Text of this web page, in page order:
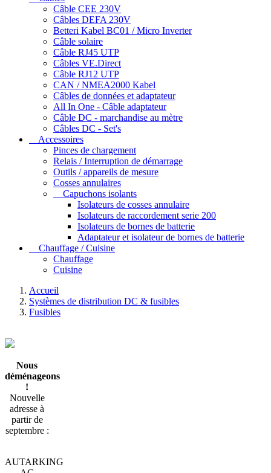
Câble CEE 230V
Câbles DEFA 230V
Betteri Kabel BC01 / Micro Inverter
Câble solaire
Câble RJ45 UTP
Câbles VE.Direct
Câble RJ12 UTP
CAN / NMEA2000 Kabel
Câbles de données et adaptateur
All In One - Câble adaptateur
Câble DC - marchandise au mètre
Câbles DC - Set's
Accessoires
Pinces de chargement
Relais / Interruption de démarrage
Outils / appareils de mesure
Cosses annulaires
Capuchons isolants
Isolateurs de cosses annulaire
Isolateurs de raccordement serie 200
Isolateurs de bornes de batterie
Adaptateur et isolateur de bornes de batterie
Chauffage / Cuisine
Chauffage
Cuisine
Accueil
Systèmes de distribution DC & fusibles
Fusibles
Nous
déménageons
!
Nouvelle
adresse à
partir de
septembre :
AUTARKING